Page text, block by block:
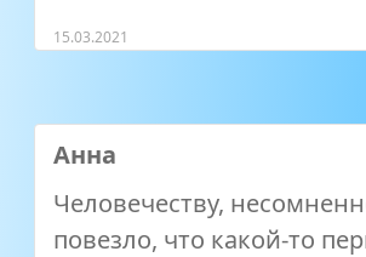
15.03.2021
Анна
Человечеству,
повезло, что какой-то